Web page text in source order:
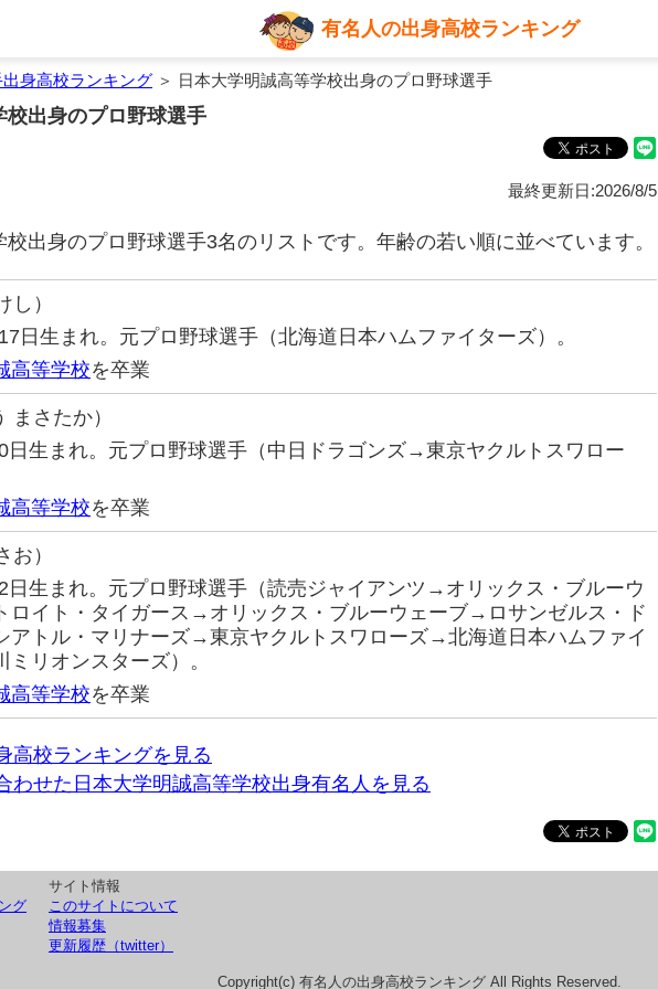
有名人の出身高校ランキング
身高校ランキング ＞ 日本大学明誠高等学校出身のプロ野球選手
校出身のプロ野球選手
最終更新日:2026/8/5
校出身のプロ野球選手3名のリストです。年齢の若い順に並べています。
し）
日生まれ。元プロ野球選手（北海道日本ハムファイターズ）。
高等学校を卒業
まさたか）
日生まれ。元プロ野球選手（中日ドラゴンズ→東京ヤクルトスワロー
高等学校を卒業
お）
日生まれ。元プロ野球選手（読売ジャイアンツ→オリックス・ブルーウ
ロイト・タイガース→オリックス・ブルーウェーブ→ロサンゼルス・ド
アトル・マリナーズ→東京ヤクルトスワローズ→北海道日本ハムファイ
リオンスターズ）。
高等学校を卒業
高校ランキングを見る
わせた日本大学明誠高等学校出身有名人を見る
グ
サイト情報
このサイトについて
情報募集
更新履歴（twitter）
Copyright(c) 有名人の出身高校ランキング All Rights Reserved.